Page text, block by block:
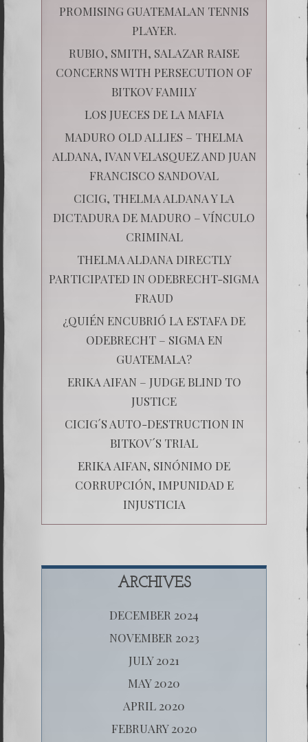
PROMISING GUATEMALAN TENNIS
PLAYER.
RUBIO, SMITH, SALAZAR RAISE
CONCERNS WITH PERSECUTION OF
BITKOV FAMILY
LOS JUECES DE LA MAFIA
MADURO OLD ALLIES – THELMA
ALDANA, IVAN VELASQUEZ AND JUAN
FRANCISCO SANDOVAL
CICIG, THELMA ALDANA Y LA
DICTADURA DE MADURO – VÍNCULO
CRIMINAL
THELMA ALDANA DIRECTLY
PARTICIPATED IN ODEBRECHT-SIGMA
FRAUD
¿QUIÉN ENCUBRIÓ LA ESTAFA DE
ODEBRECHT – SIGMA EN
GUATEMALA?
ERIKA AIFAN – JUDGE BLIND TO
JUSTICE
CICIG´S AUTO-DESTRUCTION IN
BITKOV´S TRIAL
ERIKA AIFAN, SINÓNIMO DE
CORRUPCIÓN, IMPUNIDAD E
INJUSTICIA
ARCHIVES
DECEMBER 2024
NOVEMBER 2023
JULY 2021
MAY 2020
APRIL 2020
FEBRUARY 2020